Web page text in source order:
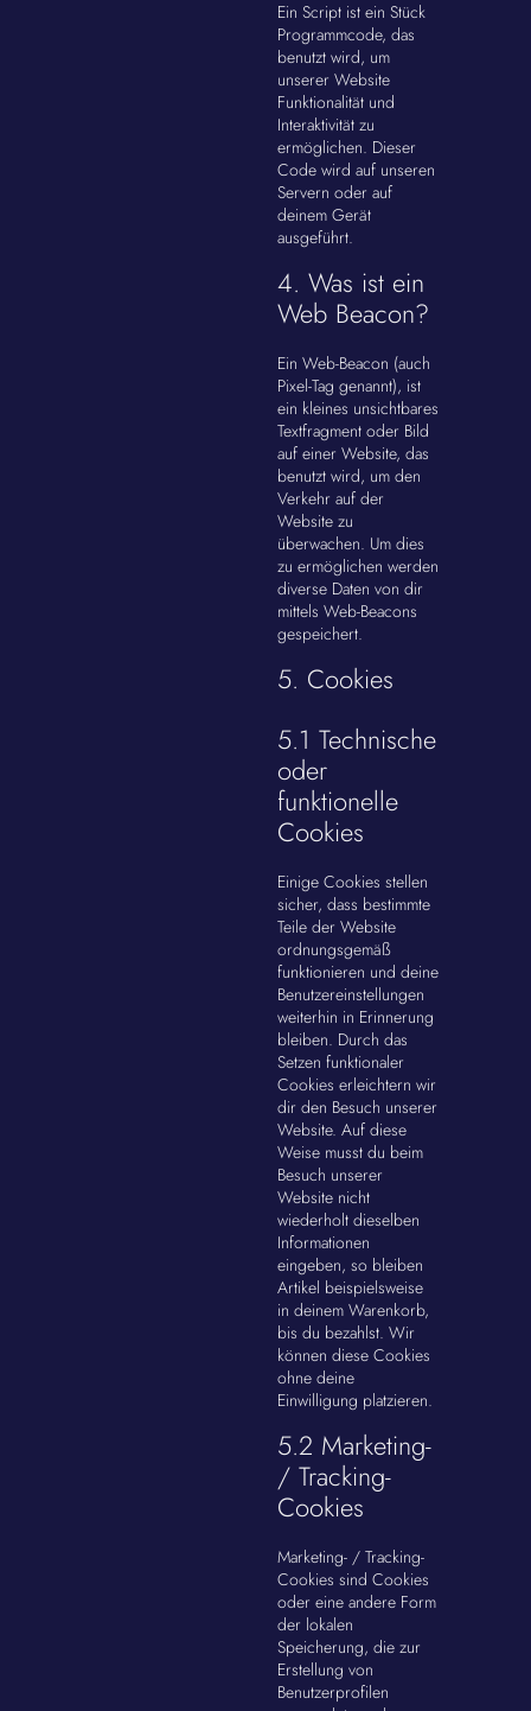
Ein Script ist ein Stück
Programmcode, das
benutzt wird, um
unserer Website
Funktionalität und
Interaktivität zu
ermöglichen. Dieser
Code wird auf unseren
Servern oder auf
deinem Gerät
ausgeführt.
4. Was ist ein
Web Beacon?
Ein Web-Beacon (auch
Pixel-Tag genannt), ist
ein kleines unsichtbares
Textfragment oder Bild
auf einer Website, das
benutzt wird, um den
Verkehr auf der
Website zu
überwachen. Um dies
zu ermöglichen werden
diverse Daten von dir
mittels Web-Beacons
gespeichert.
5. Cookies
5.1 Technische
oder
funktionelle
Cookies
Einige Cookies stellen
sicher, dass bestimmte
Teile der Website
ordnungsgemäß
funktionieren und deine
Benutzereinstellungen
weiterhin in Erinnerung
bleiben. Durch das
Setzen funktionaler
Cookies erleichtern wir
dir den Besuch unserer
Website. Auf diese
Weise musst du beim
Besuch unserer
Website nicht
wiederholt dieselben
Informationen
eingeben, so bleiben
Artikel beispielsweise
in deinem Warenkorb,
bis du bezahlst. Wir
können diese Cookies
ohne deine
Einwilligung platzieren.
5.2 Marketing-
/ Tracking-
Cookies
Marketing- / Tracking-
Cookies sind Cookies
oder eine andere Form
der lokalen
Speicherung, die zur
Erstellung von
Benutzerprofilen